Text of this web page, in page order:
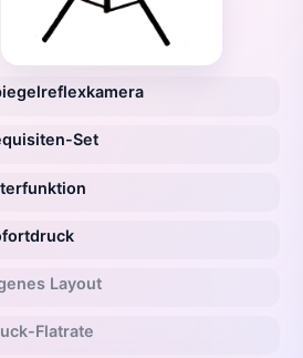
Set
Layout
Flatrate